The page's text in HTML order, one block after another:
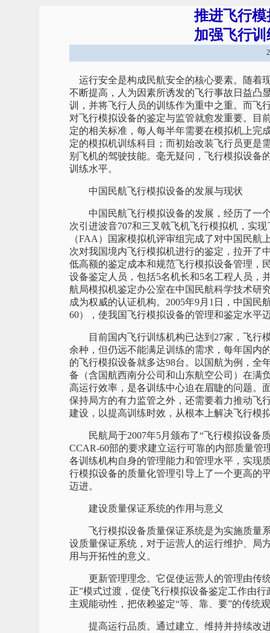
推进飞行
加强飞行
运行安全是构成民航安全的核心要素。随着
不断提高，人为因素所诱发的飞行事故日益凸
训，并将飞行人员的训练作为重中之重。而飞
对飞行模拟设备的鉴定与监管就愈发重要。目
定的相关标准，每人每半年需要在模拟机上完
定的模拟机训练科目；而初始改装飞行员更是
别飞机的驾驶技能。毫无疑问，飞行模拟设备
训练水平。
中国民航飞行模拟设备的发展与现状
中国民航飞行模拟设备的发展，经历了一个
次引进波音707和三叉戟飞机飞行模拟机，实
（FAA）国家模拟机评审组完成了对中国民
次对我国境内飞行模拟机进行的鉴定，拉开了
低高额的鉴定成本和规范飞行模拟设备管理，
设备鉴定人员，包括5名机长和5名工程人员，
航局模拟机鉴定办公室在中国民航科学技术研
成为权威的认证机构。2005年9月1日，中国
60），使我国飞行模拟设备的管理和鉴定水平
目前国内飞行训练机构已达到27家，飞行模
余种，但仍远不能满足训练的需求，每年国内
的飞行模拟设备就多达98台。以国航为例，全
备（含国航西南分公司和山东航空公司）在满
高运行效率，是各训练中心迫在眉睫的问题。
保持局方的有力监管之外，还需要着力推动飞
建设，以提高训练时效，从根本上解决飞行模
民航局于2007年5月颁布了“飞行模拟设备
CCAR-60部的要求建立运行可靠的内部质量
各训练机构自身的管理能力和管理水平，实现
行模拟设备的质量化管理引导上了一个更高的
迈进。
建设质量保证系统的作用与意义
飞行模拟设备质量保证系统是为实施质量系
设质量保证系统，对于运营人的运行维护、局
用与开拓性的意义。
更新管理理念。它促使运营人的管理由传
正”模式过渡，促使飞行模拟设备鉴定工作由
主观能动性，把依赖鉴定“等、靠、要”的传统
提高运行品质。通过建立、维持并持续改进